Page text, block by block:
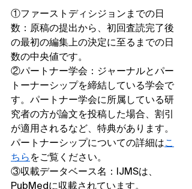
①ファーストディシジョンまでの日
数：原稿の提出から、初回査読完了後
の最初の編集上の決定に至るまでの日
数の中央値です。
②パートナー学会：ジャーナルとパー
トーナーシップを締結している学会で
す。パートナー学会に所属している研
究者の方が論文を投稿した場合、割引
が適用されるなど、特典があります。
パートナーシップについての詳細はこ
ちら をご覧ください。
③収載データベース名：IJMSは、
PubMedに収載されています。